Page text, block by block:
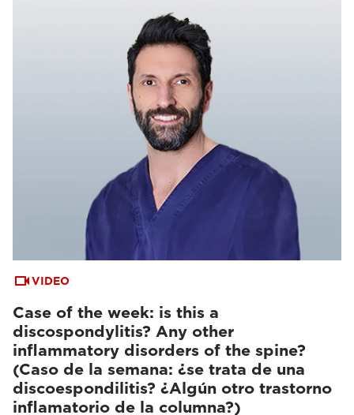
VIDEO
Case of the week: is this a
discospondylitis? Any other
inflammatory disorders of the spine?
(Caso de la semana: ¿se trata de una
discoespondilitis? ¿Algún otro trastorno
inflamatorio de la columna?)